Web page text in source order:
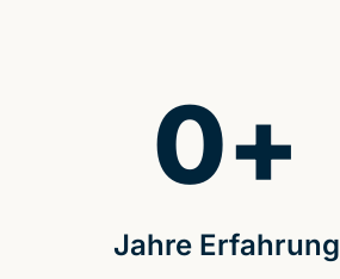
Jahre Erfahrung
0+